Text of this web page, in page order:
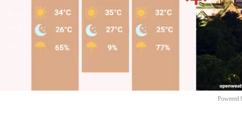
Powered